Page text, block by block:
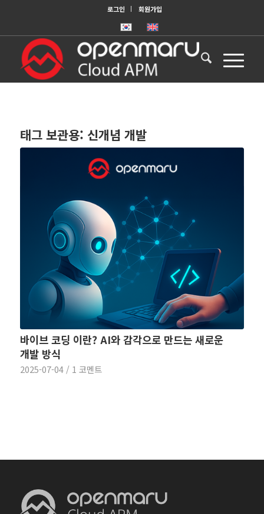
로그인 회원가입
태그 보관용: 신개념 개발
바이브 코딩 이란? AI와 감각으로 만드는 새로운
개발 방식
2025-07-04 / 1 코멘트